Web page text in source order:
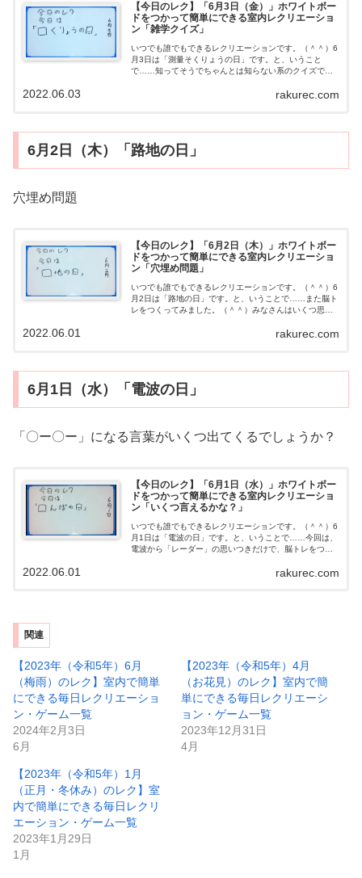
【今日のレク】「6月3日（金）」ホワイトボー
ドをつかって簡単にできる室内レクリエーショ
ン「雑学クイズ」
いつでも誰でもできるレクリエーションです。（＾＾）6
月3日は「測量そくりょうの日」です。と、いうこと
で……知ってそうでちゃんとは知らない系のクイズで
やり方雑学クイズにこたえてください。（＾＾...rakurec.com
2022.06.03
6月2日（木）「路地の日」
穴埋め問題
【今日のレク】「6月2日（木）」ホワイトボー
ドをつかって簡単にできる室内レクリエーショ
ン「穴埋め問題」
いつでも誰でもできるレクリエーションです。（＾＾）6
月2日は「路地の日」です。と、いうことで……また脳ト
レをつくってみました。（＾＾）みなさんはいくつ思い
では「立地」や「地面」などがあります...rakurec.com
2022.06.01
6月1日（水）「電波の日」
「〇ー〇ー」になる言葉がいくつ出てくるでしょうか？
【今日のレク】「6月1日（水）」ホワイトボー
ドをつかって簡単にできる室内レクリエーショ
ン「いくつ言えるかな？」
いつでも誰でもできるレクリエーションです。（＾＾）6
月1日は「電波の日」です。と、いうことで……今回は、
電波から「レーダー」の思いつきだけで、脳トレをつく
ぱいあることにビックリしました。（＾...rakurec.com
2022.06.01
関連
【2023年（令和5年）6月
（梅雨）のレク】室内で簡単
にできる毎日レクリエーショ
ン・ゲーム一覧
2024年2月3日
6月
【2023年（令和5年）4月
（お花見）のレク】室内で簡
単にできる毎日レクリエーシ
ョン・ゲーム一覧
2023年12月31日
4月
【2023年（令和5年）1月
（正月・冬休み）のレク】室
内で簡単にできる毎日レクリ
エーション・ゲーム一覧
2023年1月29日
1月